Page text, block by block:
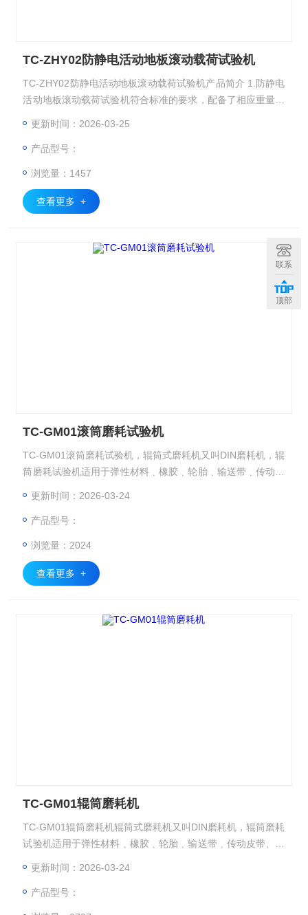
TC-ZHY02防静电活动地板滚动载荷试验机
TC-ZHY02防静电活动地板滚动载荷试验机产品简介 1.防静电
活动地板滚动载荷试验机符合标准的要求，配备了相应重量的
测试速度的需求； 3.PLC控制，人机友好界面，方便了操作使
更新时间：2026-03-25
产品型号：
浏览量：1457
查看更多 +
TC-GM01滚筒磨耗试验机
TC-GM01滚筒磨耗试验机，辊筒式磨耗机又叫DIN磨耗机，辊
筒磨耗试验机适用于弹性材料﹑橡胶﹑轮胎﹑输送带﹑传动皮
胶邵坡尔型磨耗机,DIN磨耗试验机,橡胶邵坡尔型磨耗机,DIN
更新时间：2026-03-24
产品型号：
浏览量：2024
查看更多 +
TC-GM01辊筒磨耗机
TC-GM01辊筒磨耗机辊筒式磨耗机又叫DIN磨耗机，辊筒磨耗
试验机适用于弹性材料﹑橡胶﹑轮胎﹑输送带﹑传动皮带、鞋
尔型磨耗机,DIN磨耗试验机,橡胶邵坡尔型磨耗机,DIN磨耗试
更新时间：2026-03-24
产品型号：
联系
顶部